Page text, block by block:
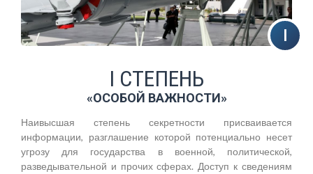
I СТЕПЕНЬ
«ОСОБОЙ ВАЖНОСТИ»
Наивысшая степень секретности присваивается
информации, разглашение которой потенциально несет
угрозу для государства в военной, политической,
разведывательной и прочих сферах. Доступ к сведениям